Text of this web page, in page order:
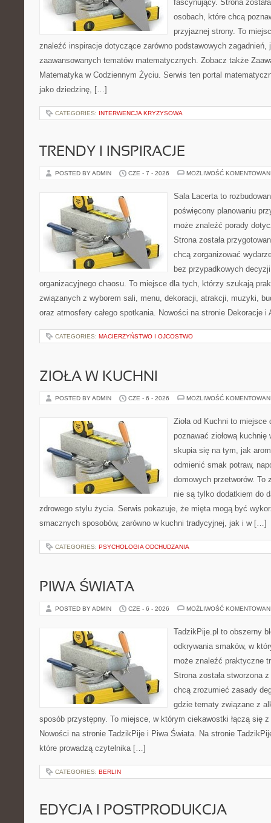
fascynujący. Strona
osobach, które chcą
przyjaznej strony. To
znaleźć inspiracje dotyczące zarówno podstawowych zagadnień,
zaawansowanych tematów matematycznych. Zobacz także
Matematyka w Codziennym Życiu. Serwis ten portal
jako dziedzinę, […]
CATEGORIES: INTERWENCJA KRYZYSOWA
TRENDY I INSPIRACJE
POSTED BY ADMIN CZE - 7 - 2026 MOŻLIWOŚĆ
Sala Lacerta to
poświęcony planowaniu
może znaleźć porady
Strona została
chcą zorganizować
bez przypadkowych
organizacyjnego chaosu. To miejsce dla tych, którzy szukają
związanych z wyborem sali, menu, dekoracji, atrakcji, muzyki,
oraz atmosfery całego spotkania. Nowości na stronie Dekoracje
CATEGORIES: MACIERZYŃSTWO I OJCOSTWO
ZIOŁA W KUCHNI
POSTED BY ADMIN CZE - 6 - 2026 MOŻLIWOŚĆ
Zioła od Kuchni to
poznawać ziołową
skupia się na tym, jak
odmienić smak potraw,
domowych przetworów. To
nie są tylko dodatkiem do
zdrowego stylu życia. Serwis pokazuje, że mięta mogą być
smacznych sposobów, zarówno w kuchni tradycyjnej, jak i w […]
CATEGORIES: PSYCHOLOGIA ODCHUDZANIA
PIWA ŚWIATA
POSTED BY ADMIN CZE - 6 - 2026 MOŻLIWOŚĆ
TadzikPije.pl to obszerny
odkrywania smaków, w
może znaleźć praktyczne
Strona została stworzona
chcą zrozumieć zasady
gdzie tematy związane z
sposób przystępny. To miejsce, w którym ciekawostki łączą się
Nowości na stronie TadzikPije i Piwa Świata. Na stronie
które prowadzą czytelnika […]
CATEGORIES: BERLIN
EDYCJA I POSTPRODUKCJA